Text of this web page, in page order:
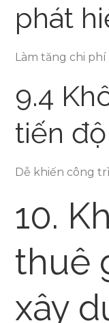
phát
Làm tăng chi phí
9.4
tiến độ
Dễ khiến công
10.
thuê
xây